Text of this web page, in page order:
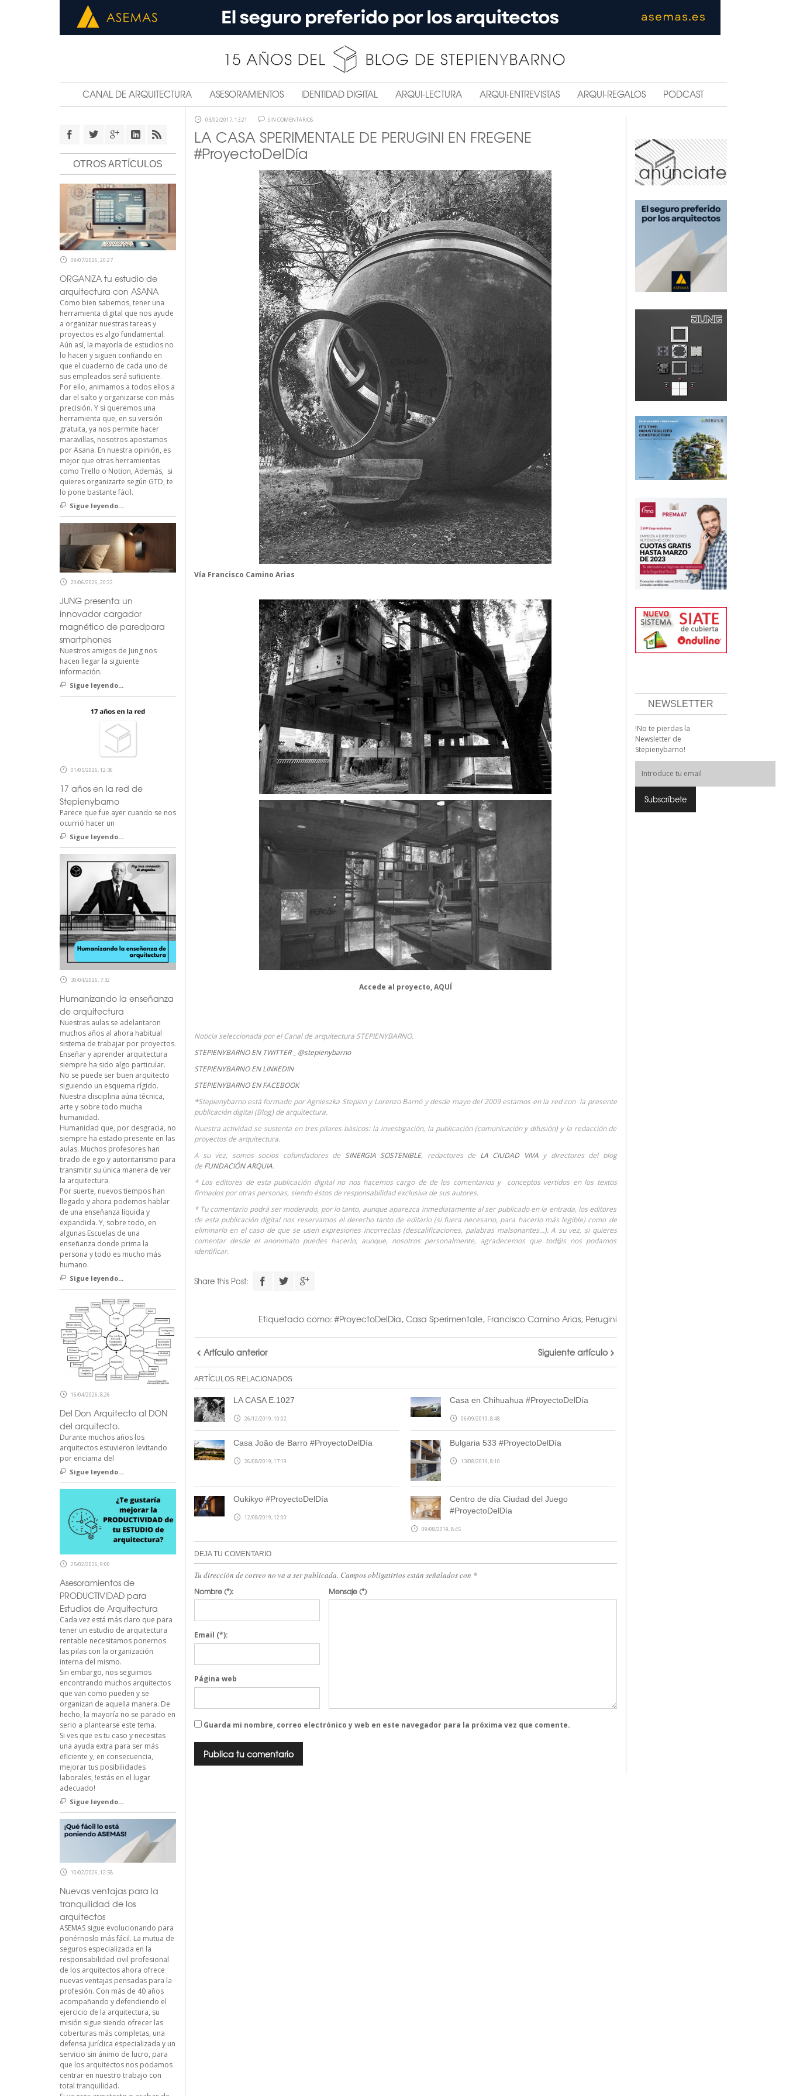
CANAL DE ARQUITECTURA ASESORAMIENTOS IDENTIDAD DIGITAL ARQUI-LECTURA ARQUI-ENTREVISTAS ARQUI-REGALOS PODCAST
03/02/2017, 13:21 SIN COMENTARIOS
LA CASA SPERIMENTALE DE PERUGINI EN FREGENE
#ProyectoDelDía
Vía Francisco Camino Arias
Accede al proyecto, AQUÍ
Noticia seleccionada por el Canal de arquitectura STEPIENYBARNO.
STEPIENYBARNO EN TWITTER _ @stepienybarno
STEPIENYBARNO EN LINKEDIN
STEPIENYBARNO EN FACEBOOK
*Stepienybarno está formado por Agnieszka Stepien y Lorenzo Barnó y desde mayo del 2009 estamos en la red con la presente
publicación digital (Blog) de arquitectura.
Nuestra actividad se sustenta en tres pilares básicos: la investigación, la publicación (comunicación y difusión) y la redacción de
proyectos de arquitectura.
A su vez, somos socios cofundadores de SINERGIA SOSTENIBLE, redactores de LA CIUDAD VIVA y directores del blog
de FUNDACIÓN ARQUIA.
* Los editores de esta publicación digital no nos hacemos cargo de de los comentarios y conceptos vertidos en los textos
firmados por otras personas, siendo éstos de responsabilidad exclusiva de sus autores.
* Tu comentario podrá ser moderado, por lo tanto, aunque aparezca inmediatamente al ser publicado en la entrada, los editores
de esta publicación digital nos reservamos el derecho tanto de editarlo (si fuera necesario, para hacerlo más legible) como de
eliminarlo en el caso de que se usen expresiones incorrectas (descalificaciones, palabras malsonantes…). A su vez, si quieres
comentar desde el anonimato puedes hacerlo, aunque, nosotros personalmente, agradecemos que tod@s nos podamos
identificar.
Share this Post:
Etiquetado como: #ProyectoDelDia, Casa Sperimentale, Francisco Camino Arias, Perugini
Artículo anterior Siguiente artículo
ARTÍCULOS RELACIONADOS
LA CASA E.1027
26/12/2019, 10:02
Casa en Chihuahua #ProyectoDelDía
06/09/2019, 8:48
Casa João de Barro #ProyectoDelDía
26/08/2019, 17:19
Bulgaria 533 #ProyectoDelDía
13/08/2019, 8:10
Oukikyo #ProyectoDelDía
12/08/2019, 12:00
Centro de día Ciudad del Juego
#ProyectoDelDía
09/08/2019, 8:45
DEJA TU COMENTARIO
Tu dirección de correo no va a ser publicada. Campos obligatirios están señalados con *
Mensaje(*)
Nombre(*):
Email (*):
Página web
Guarda mi nombre, correo electrónico y web en este navegador para la próxima vez que comente.
NEWSLETTER
!No te pierdas la
Newsletter de
Stepienybarno!
OTROS ARTÍCULOS
09/07/2026, 20:27
ORGANIZA tu estudio de
arquitectura con ASANA
Como bien sabemos, tener una
herramienta digital que nos ayude
a organizar nuestras tareas y
proyectos es algo fundamental.
Aún así, la mayoría de estudios no
lo hacen y siguen confiando en
que el cuaderno de cada uno de
sus empleados será suficiente.
Por ello, animamos a todos ellos a
dar el salto y organizarse con más
precisión. Y si queremos una
herramienta que, en su versión
gratuita, ya nos permite hacer
maravillas, nosotros apostamos
por Asana. En nuestra opinión, es
mejor que otras herramientas
como Trello o Notion, Además, si
quieres organizarte según GTD, te
lo pone bastante fácil.
Sigue leyendo...
20/06/2026, 20:22
JUNG presenta un
innovador cargador
magnético de paredpara
smartphones
Nuestros amigos de Jung nos
hacen llegar la siguiente
información.
Sigue leyendo...
01/05/2026, 12:36
17 años en la red de
Stepienybarno
Parece que fue ayer cuando se nos
ocurrió hacer un
Sigue leyendo...
30/04/2026, 7:32
Humanizando la enseñanza
de arquitectura
Nuestras aulas se adelantaron
muchos años al ahora habitual
sistema de trabajar por proyectos.
Enseñar y aprender arquitectura
siempre ha sido algo particular.
No se puede ser buen arquitecto
siguiendo un esquema rígido.
Nuestra disciplina aúna técnica,
arte y sobre todo mucha
humanidad.
Humanidad que, por desgracia, no
siempre ha estado presente en las
aulas. Muchos profesores han
tirado de ego y autoritarismo para
transmitir su única manera de ver
la arquitectura.
Por suerte, nuevos tiempos han
llegado y ahora podemos hablar
de una enseñanza líquida y
expandida. Y, sobre todo, en
algunas Escuelas de una
enseñanza donde prima la
persona y todo es mucho más
humano.
Sigue leyendo...
16/04/2026, 8:26
Del Don Arquitecto al DON
del arquitecto.
Durante muchos años los
arquitectos estuvieron levitando
por enciama del
Sigue leyendo...
25/02/2026, 9:00
Asesoramientos de
PRODUCTIVIDAD para
Estudios de Arquitectura
Cada vez está más claro que para
tener un estudio de arquitectura
rentable necesitamos ponernos
las pilas con la organización
interna del mismo.
Sin embargo, nos seguimos
encontrando muchos arquitectos
que van como pueden y se
organizan de aquella manera. De
hecho, la mayoría no se parado en
serio a plantearse este tema.
Si ves que es tu caso y necesitas
una ayuda extra para ser más
eficiente y, en consecuencia,
mejorar tus posibilidades
laborales, !estás en el lugar
adecuado!
Sigue leyendo...
10/02/2026, 12:58
Nuevas ventajas para la
tranquilidad de los
arquitectos
ASEMAS sigue evolucionando para
ponérnoslo más fácil. La mutua de
seguros especializada en la
responsabilidad civil profesional
de los arquitectos ahora ofrece
nuevas ventajas pensadas para la
profesión. Con más de 40 años
acompañando y defendiendo el
ejercicio de la arquitectura, su
misión sigue siendo ofrecer las
coberturas más completas, una
defensa jurídica especializada y un
servicio sin ánimo de lucro, para
que los arquitectos nos podamos
centrar en nuestro trabajo con
total tranquilidad.